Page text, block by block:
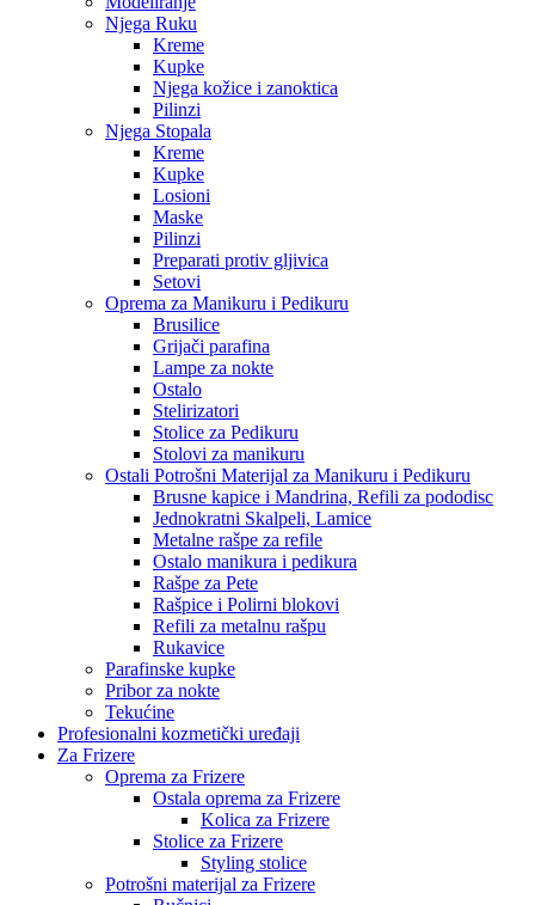
Njega Ruku
Kreme
Kupke
Njega kožice i zanoktica
Pilinzi
Njega Stopala
Kreme
Kupke
Losioni
Maske
Pilinzi
Preparati protiv gljivica
Setovi
Oprema za Manikuru i Pedikuru
Brusilice
Grijači parafina
Lampe za nokte
Ostalo
Stelirizatori
Stolice za Pedikuru
Stolovi za manikuru
Ostali Potrošni Materijal za Manikuru i Pedikuru
Brusne kapice i Mandrina, Refili za pododisc
Jednokratni Skalpeli, Lamice
Metalne rašpe za refile
Ostalo manikura i pedikura
Rašpe za Pete
Rašpice i Polirni blokovi
Refili za metalnu rašpu
Rukavice
Parafinske kupke
Pribor za nokte
Tekućine
Profesionalni kozmetički uređaji
Za Frizere
Oprema za Frizere
Ostala oprema za Frizere
Kolica za Frizere
Stolice za Frizere
Styling stolice
Potrošni materijal za Frizere